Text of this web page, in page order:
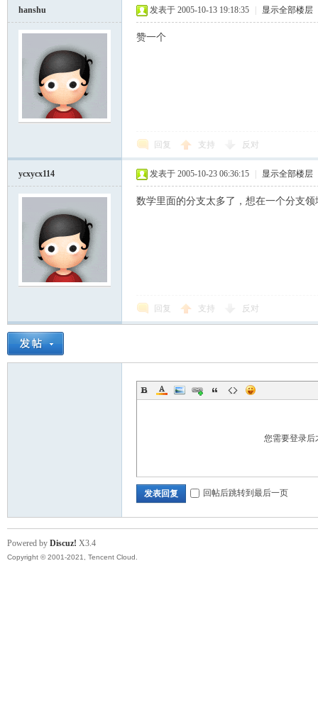
hanshu 发表于 2005-10-13 19:18:35 显示全部楼层
赞一个
回复 支持 反对
ycxycx114 发表于 2005-10-23 06:36:15 显示全部楼层
数学里面的分支太多了，想在一个分支
回复 支持 反对
您需要登录
发表回复 回帖后跳转到最后一页
Powered by Discuz! X3.4
Copyright © 2001-2021, Tencent Cloud.